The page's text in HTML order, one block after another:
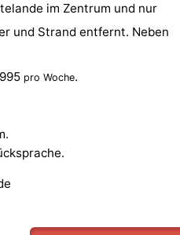
im Zentrum und nur
und Strand entfernt. Neben
pro Woche.